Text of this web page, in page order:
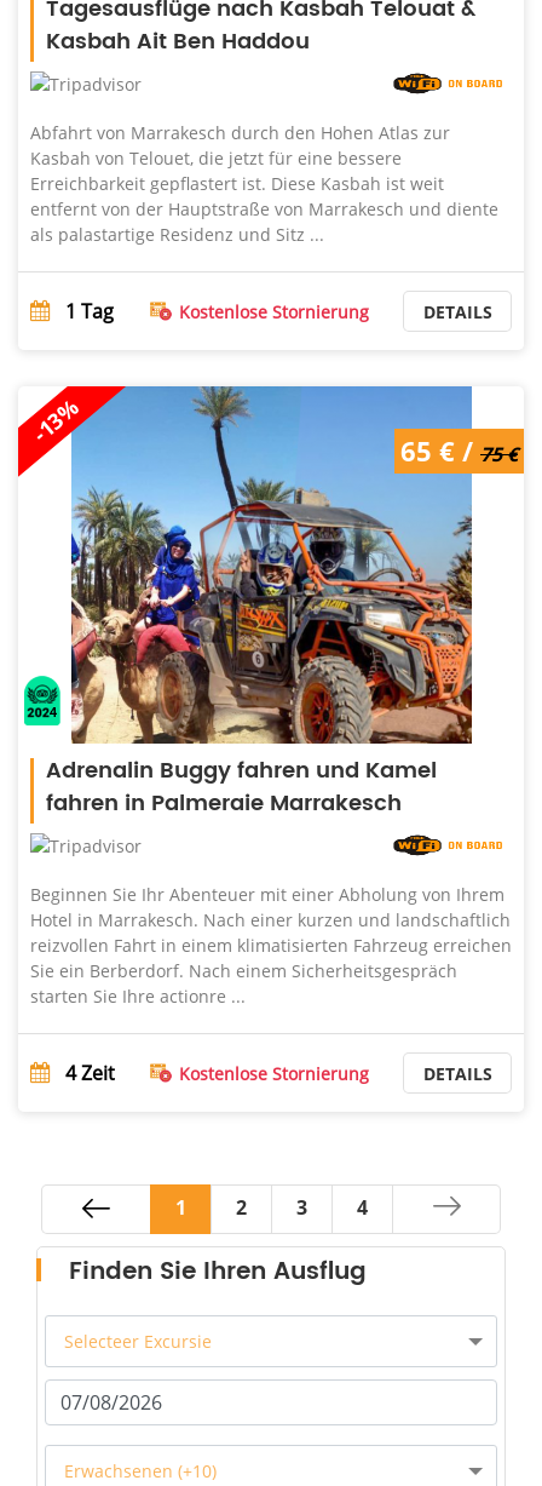
Tagesausflüge nach Kasbah Telouat &
Kasbah Ait Ben Haddou
Abfahrt von Marrakesch durch den Hohen Atlas zur
Kasbah von Telouet, die jetzt für eine bessere
Erreichbarkeit gepflastert ist. Diese Kasbah ist weit
entfernt von der Hauptstraße von Marrakesch und diente
als palastartige Residenz und Sitz ...
1 Tag Kostenlose Stornierung DETAILS
-13%
65 € / 75 €
Adrenalin Buggy fahren und Kamel
fahren in Palmeraie Marrakesch
Beginnen Sie Ihr Abenteuer mit einer Abholung von Ihrem
Hotel in Marrakesch. Nach einer kurzen und landschaftlich
reizvollen Fahrt in einem klimatisierten Fahrzeug erreichen
Sie ein Berberdorf. Nach einem Sicherheitsgespräch
starten Sie Ihre actionre ...
4Zeit Kostenlose Stornierung DETAILS
1 2 3 4
Finden Sie Ihren Ausflug
Selecteer Excursie
Erwachsenen (+10)